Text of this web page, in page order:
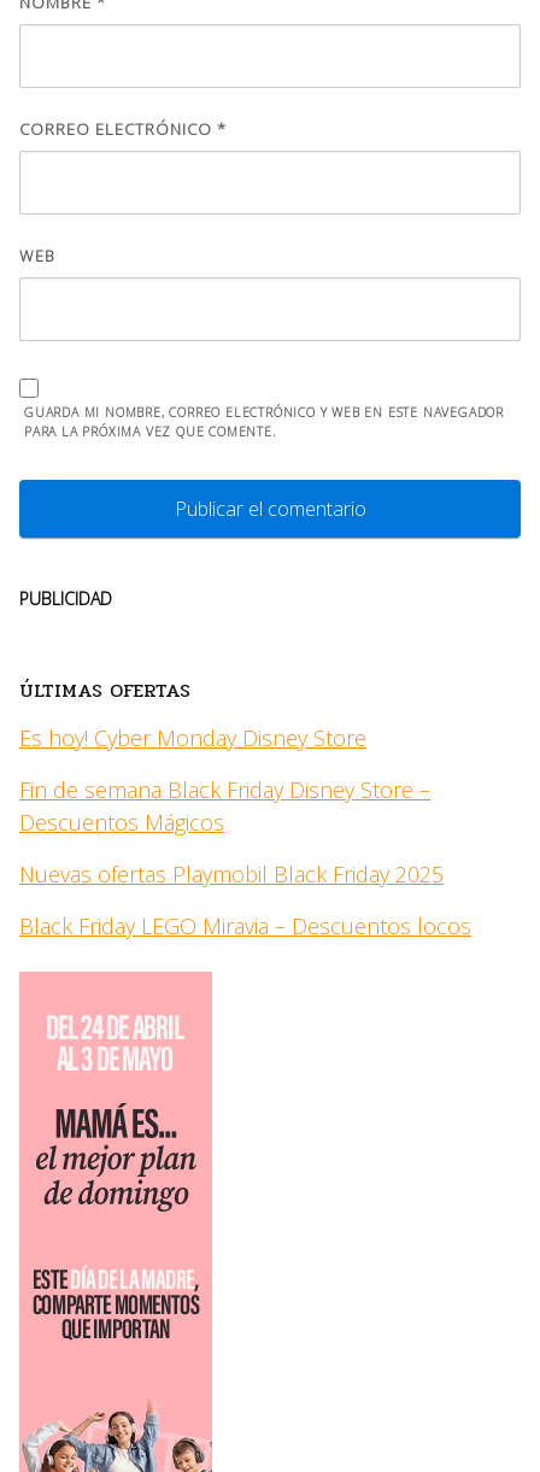
CORREO ELECTRÓNICO *
WEB
GUARDA MI NOMBRE, CORREO ELECTRÓNICO Y WEB EN ESTE NAVEGADOR
PARA LA PRÓXIMA VEZ QUE COMENTE.
PUBLICIDAD
ÚLTIMAS OFERTAS
Es hoy! Cyber Monday Disney Store
Fin de semana Black Friday Disney Store –
Descuentos Mágicos
Nuevas ofertas Playmobil Black Friday 2025
Black Friday LEGO Miravia – Descuentos locos